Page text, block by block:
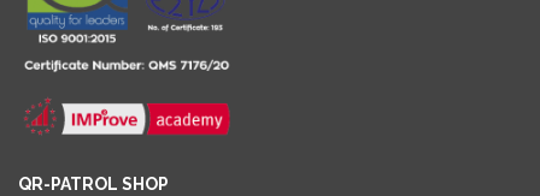
QR-PATROL SHOP